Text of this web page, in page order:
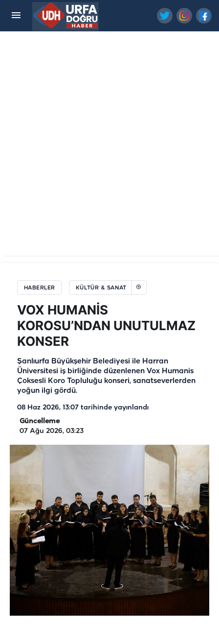
HABERLER KÜLTÜR & SANAT
VOX HUMANİS
KOROSU’NDAN UNUTULMAZ
KONSER
Şanlıurfa Büyükşehir Belediyesi ile Harran
Üniversitesi iş birliğinde düzenlenen Vox Humanis
Çoksesli Koro Topluluğu konseri, sanatseverlerden
yoğun ilgi gördü.
08 Haz 2026, 13:07 tarihinde yayınlandı
Güncelleme
07 Ağu 2026, 03:23
BÜYÜKŞEHİR'DEN KLAUS SCHMİDT'İN İZİNDE